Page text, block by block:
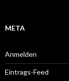
META
Anmelden
Eintrags-Feed